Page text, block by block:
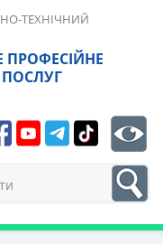
ПРОФЕСІЙНЕ
ТЕХНІЧНИЙ
1